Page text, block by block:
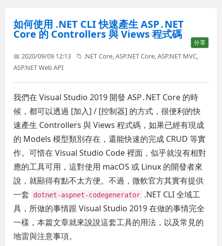
如何使用 .NET CLI 快速產生 ASP․NET
Core 的 Controllers 與 Views 程式碼
分享
📅 2020/09/09 12:13 📁 .NET Core,ASP.NET Core,ASP.NET MVC,
ASP.NET Web API
我們在 Visual Studio 2019 開發 ASP․NET Core 的時
候，都可以透過 [加入] / [控制器] 的方式，很便利的快
速產生 Controllers 與 Views 程式碼，如果已經有現成
的 Models 模型類別存在，還能快速的完成 CRUD 等實
作。可惜在 Visual Studio Code 裡面，似乎就沒有相對
應的工具可用，這對使用 macOS 或 Linux 的開發者來
說，就顯得有點不太方便。不過，微軟官方其實有提供
一套
dotnet-aspnet-codegenerator .NET CLI 全域工
具，所做的事情跟 Visual Studio 2019 在做的事情完全
一樣，本篇文章就來說說這套工具的用法，以及常見的
地雷與注意事項。